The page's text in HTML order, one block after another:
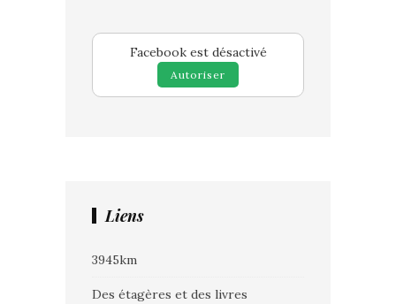
Facebook est désactivé
Autoriser
Liens
3945km
Des étagères et des livres